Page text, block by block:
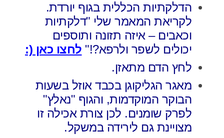
הדלקתיות הכללית בגוף יורדת.
לקריאת המאמר שלי "דלקתיות
וכאבים – איזה תזונה ותוספים
יכולים לשפר ולרפא?!" לחצו כאן (:
לחץ הדם מתאזן.
מאגר הגליקוגן בכבד אוזל בשעות
הבוקר המוקדמות, והגוף "נאלץ"
לפרק שומנים. לכן צורת אכילה זו
מצויינת גם לירידה במשקל.